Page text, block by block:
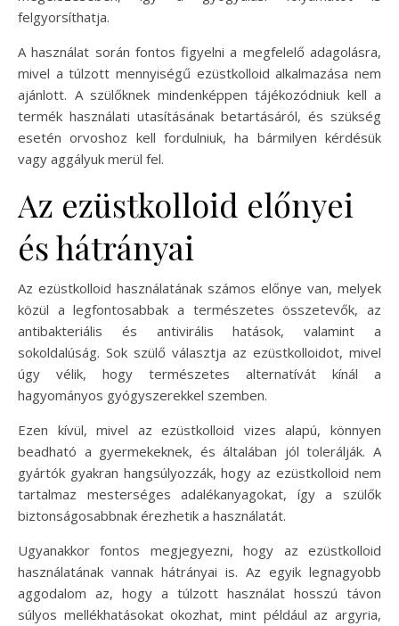
felgyorsíthatja.
A használat során fontos figyelni a megfelelő adagolásra,
mivel a túlzott mennyiségű ezüstkolloid alkalmazása nem
ajánlott. A szülőknek mindenképpen tájékozódniuk kell a
termék használati utasításának betartásáról, és szükség
esetén orvoshoz kell fordulniuk, ha bármilyen kérdésük
vagy aggályuk merül fel.
Az ezüstkolloid előnyei
és hátrányai
Az ezüstkolloid használatának számos előnye van, melyek
közül a legfontosabbak a természetes összetevők, az
antibakteriális és antivirális hatások, valamint a
sokoldalúság. Sok szülő választja az ezüstkolloidot, mivel
úgy vélik, hogy természetes alternatívát kínál a
hagyományos gyógyszerekkel szemben.
Ezen kívül, mivel az ezüstkolloid vizes alapú, könnyen
beadható a gyermekeknek, és általában jól tolerálják. A
gyártók gyakran hangsúlyozzák, hogy az ezüstkolloid nem
tartalmaz mesterséges adalékanyagokat, így a szülők
biztonságosabbnak érezhetik a használatát.
Ugyanakkor fontos megjegyezni, hogy az ezüstkolloid
használatának vannak hátrányai is. Az egyik legnagyobb
aggodalom az, hogy a túlzott használat hosszú távon
súlyos mellékhatásokat okozhat, mint például az argyria,